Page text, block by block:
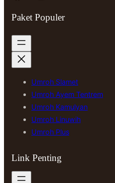
Paket Populer
Umroh Slamet
Umroh Ayem Tentrem
Umroh Kamulyan
Umroh Linuwih
Umroh Plus
Link Penting